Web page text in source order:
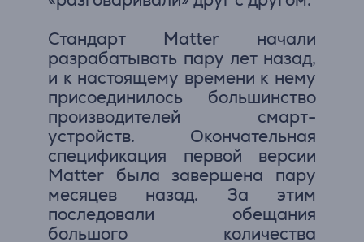
Стандарт Matter начали
разрабатывать пару лет назад,
и к настоящему времени к нему
присоединилось большинство
производителей смарт-
устройств. Окончательная
спецификация первой версии
Matter была завершена пару
месяцев назад. За этим
последовали обещания
большого количества